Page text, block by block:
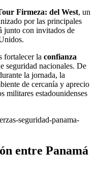
Firmeza: del West, un
por las principales
junto con invitados de
fortalecer la confianza
seguridad nacionales. De
la jornada, la
de cercanía y aprecio
militares estadounidenses
entre Panamá